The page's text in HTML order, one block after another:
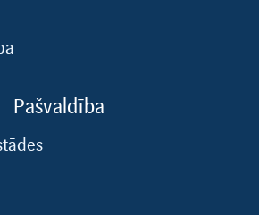
Pašvaldība